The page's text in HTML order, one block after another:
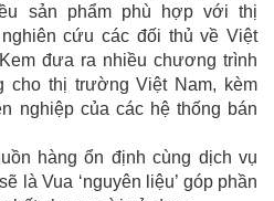
sản phẩm phù hợp với thị
cứu các đối thủ về Việt
đưa ra nhiều chương trình
cho thị trường Việt Nam, kèm
nghiệp của các hệ thống bán
hàng ổn định cùng dịch vụ
là Vua ‘nguyên liệu’ góp phần